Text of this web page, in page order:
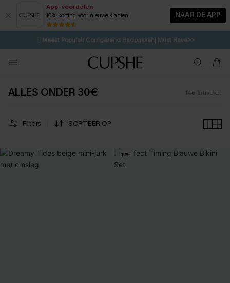
App-voordelen
10% korting voor nieuwe klanten NAAR DE APP
⚡️LAATSTE KANS | Tot 50% korting>>
🩱Meest Populair Corrigerend Badpakken| Must Have>>
💌Abonneer je & ontvang tot 15% korting>>
Koop 3, krijg 15% korting | CODE: SW15
ALLES ONDER 30€ 146 artikelen
Filters SORTEER OP
-12%